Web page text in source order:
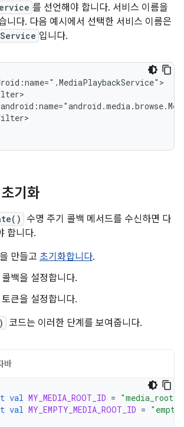
를 선언해야 합니다. 서비스 이름을
니다. 다음 예시에서 선택한 서비스 이름은
입니다.
기화
수명 주기 콜백 메서드를 수신하면 다
합니다.
만들고 초기화합니다.
백을 설정합니다.
큰을 설정합니다.
코드는 이러한 단계를 보여줍니다.
바
val MY_MEDIA_ROOT_ID =
val MY_EMPTY_MEDIA_ROOT_ID =